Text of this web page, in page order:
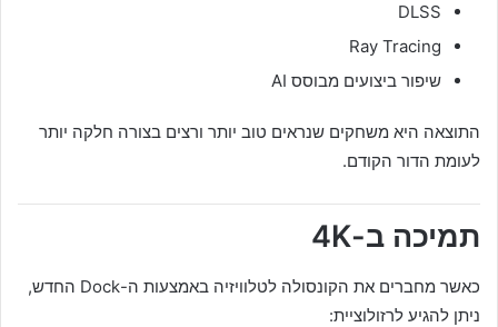
DLSS
Ray Tracing
שיפור ביצועים מבוסס AI
התוצאה היא משחקים שנראים טוב יותר ורצים בצורה חלקה יותר
לעומת הדור הקודם.
תמיכה ב-4K
כאשר מחברים את הקונסולה לטלוויזיה באמצעות ה-Dock החדש,
ניתן להגיע לרזולוציית: